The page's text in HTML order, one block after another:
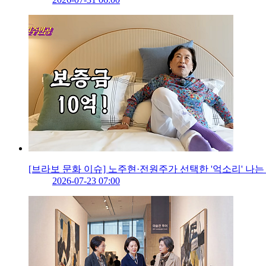
[브라보 문화 이슈] 노주현·전원주가 선택한 '억소리' 나
2026-07-23 07:00